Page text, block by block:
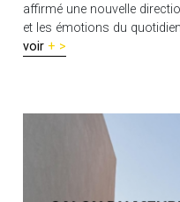
affirmé une nouvelle
et les émotions du
voir